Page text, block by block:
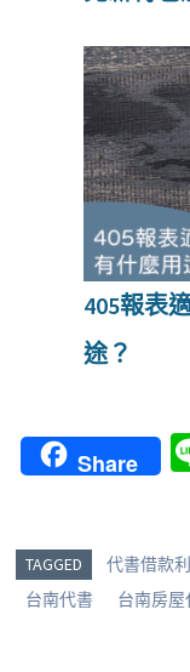
405報表
途？
Share
TAGGED 代書借款
台南代書
台南房屋